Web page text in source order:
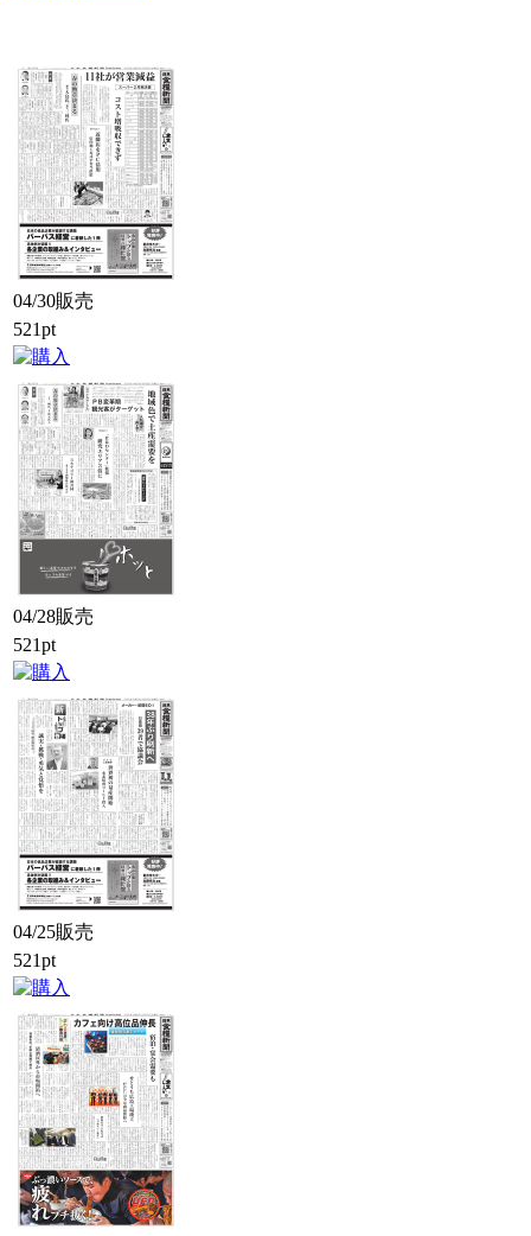
04/30販売
521pt
04/28販売
521pt
04/25販売
521pt